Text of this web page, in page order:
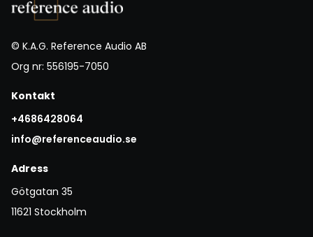
© K.A.G. Reference Audio AB
Org nr: 556195-7050
Kontakt
+4686428064
info@referenceaudio.se
Adress
Götgatan 35
11621 Stockholm